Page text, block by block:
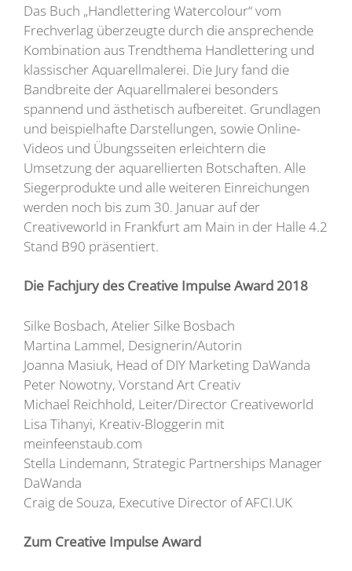
Das Buch „Handlettering Watercolour“ vom
Frechverlag überzeugte durch die ansprechende
Kombination aus Trendthema Handlettering und
klassischer Aquarellmalerei. Die Jury fand die
Bandbreite der Aquarellmalerei besonders
spannend und ästhetisch aufbereitet. Grundlagen
und beispielhafte Darstellungen, sowie Online-
Videos und Übungsseiten erleichtern die
Umsetzung der aquarellierten Botschaften. Alle
Siegerprodukte und alle weiteren Einreichungen
werden noch bis zum 30. Januar auf der
Creativeworld in Frankfurt am Main in der Halle 4.2
Stand B90 präsentiert.
Die Fachjury des Creative Impulse Award 2018
Silke Bosbach, Atelier Silke Bosbach
Martina Lammel, Designerin/Autorin
Joanna Masiuk, Head of DIY Marketing DaWanda
Peter Nowotny, Vorstand Art Creativ
Michael Reichhold, Leiter/Director Creativeworld
Lisa Tihanyi, Kreativ-Bloggerin mit
meinfeenstaub.com
Stella Lindemann, Strategic Partnerships Manager
DaWanda
Craig de Souza, Executive Director of AFCI.UK
Zum Creative Impulse Award